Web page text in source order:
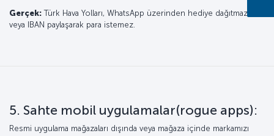
Gerçek: Türk Hava Yolları, WhatsApp üzerinden hediye dağıtmaz
veya IBAN paylaşarak para istemez.
5. Sahte mobil uygulamalar(rogue apps):
Resmi uygulama mağazaları dışında veya mağaza içinde markamızı